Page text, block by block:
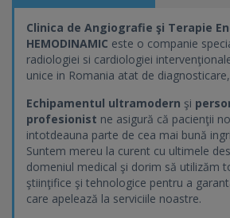
Clinica de Angiografie şi Terapie
HEMODINAMIC este o companie
radiologiei si cardiologiei
unice in Romania atat de
Echipamentul ultramodern şi
profesionist ne asigură că pacienţii
intotdeauna parte de cea mai bună
Suntem mereu la curent cu ultimele
domeniul medical şi dorim să utilizăm
ştiinţifice şi tehnologice pentru a
care apelează la serviciile noastre.